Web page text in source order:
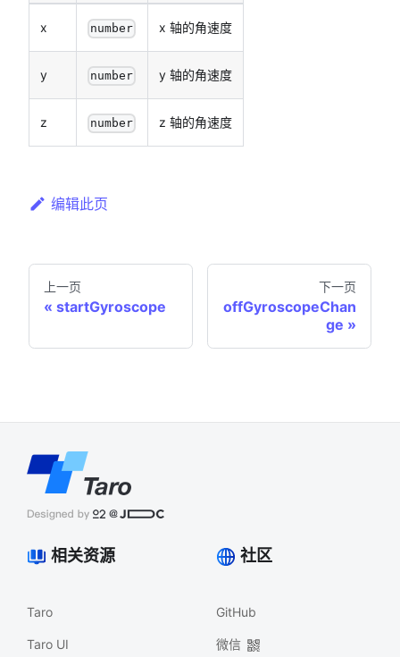
x number x 轴的角速度
y number y 轴的角速度
z number z 轴的角速度
编辑此页
上一页
startGyroscope
下一页
offGyroscopeChan
ge
相关资源
Taro
Taro UI
社区
GitHub
微信